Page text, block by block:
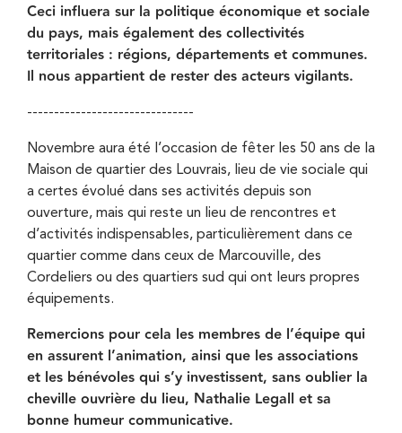
Ceci influera sur la politique économique et sociale
du pays, mais également des collectivités
territoriales : régions, départements et communes.
Il nous appartient de rester des acteurs vigilants.
-------------------------------
Novembre aura été l’occasion de fêter les 50 ans de la
Maison de quartier des Louvrais, lieu de vie sociale qui
a certes évolué dans ses activités depuis son
ouverture, mais qui reste un lieu de rencontres et
d’activités indispensables, particulièrement dans ce
quartier comme dans ceux de Marcouville, des
Cordeliers ou des quartiers sud qui ont leurs propres
équipements.
Remercions pour cela les membres de l’équipe qui
en assurent l’animation, ainsi que les associations
et les bénévoles qui s’y investissent, sans oublier la
cheville ouvrière du lieu, Nathalie Legall et sa
bonne humeur communicative.